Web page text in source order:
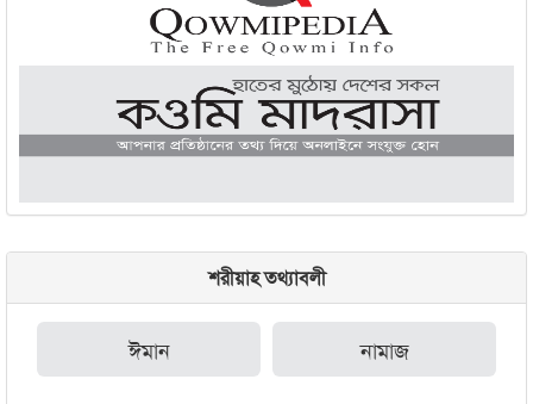
শরীয়াহ তথ্যাবলী
ঈমান নামাজ